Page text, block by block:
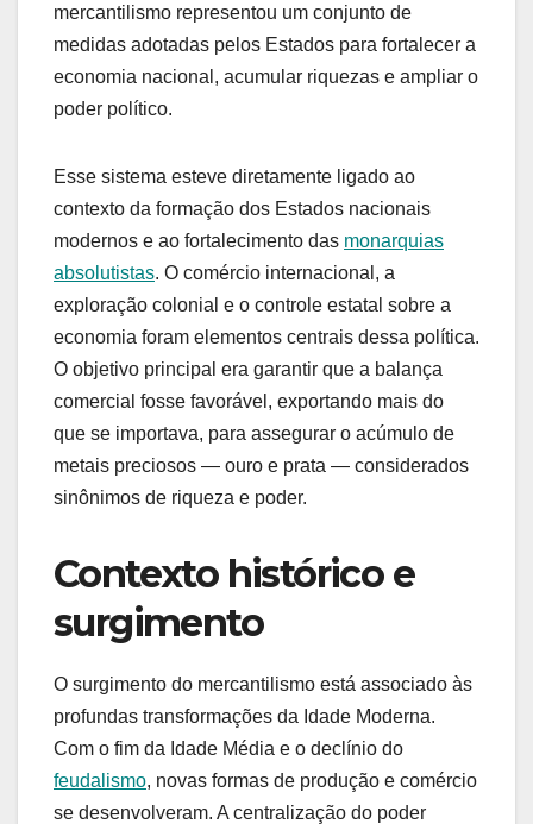
mercantilismo representou um conjunto de
medidas adotadas pelos Estados para fortalecer a
economia nacional, acumular riquezas e ampliar o
poder político.
Esse sistema esteve diretamente ligado ao
contexto da formação dos Estados nacionais
modernos e ao fortalecimento das monarquias
absolutistas. O comércio internacional, a
exploração colonial e o controle estatal sobre a
economia foram elementos centrais dessa política.
O objetivo principal era garantir que a balança
comercial fosse favorável, exportando mais do
que se importava, para assegurar o acúmulo de
metais preciosos — ouro e prata — considerados
sinônimos de riqueza e poder.
Contexto histórico e
surgimento
O surgimento do mercantilismo está associado às
profundas transformações da Idade Moderna.
Com o fim da Idade Média e o declínio do
feudalismo, novas formas de produção e comércio
se desenvolveram. A centralização do poder